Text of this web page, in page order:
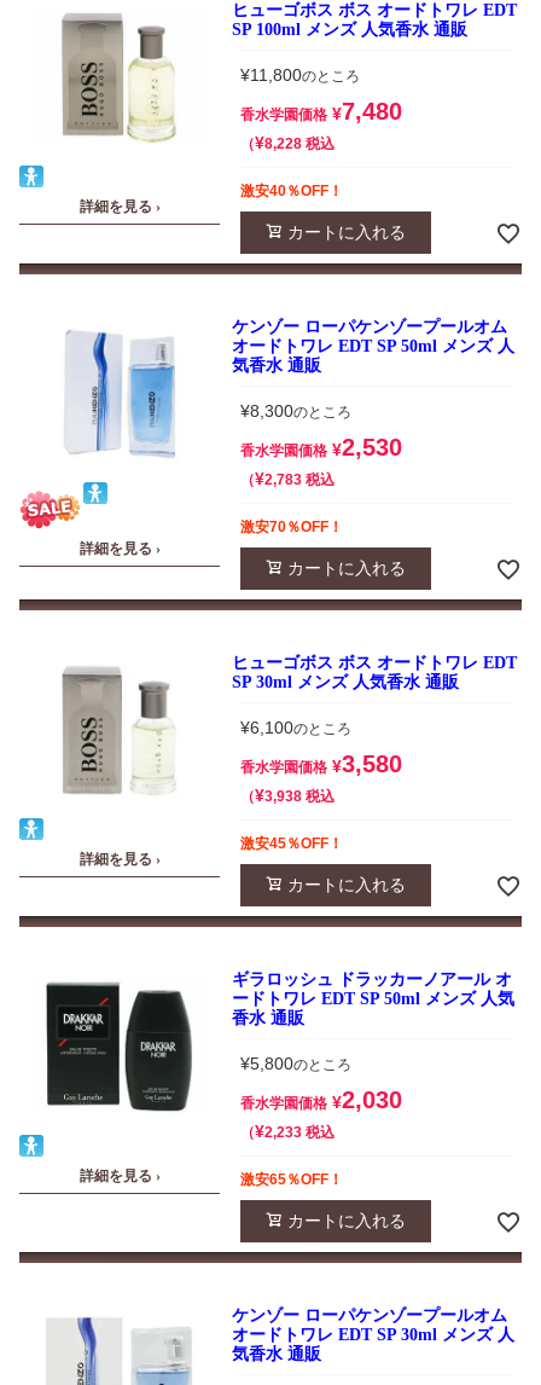
詳細を見る ›
ヒューゴボス ボス オードトワレ EDT
SP 100ml メンズ 人気香水 通販
¥11,800のところ
香水学園価格 ¥7,480
¥8,228 税込
激安40％OFF！
カートに入れる
詳細を見る ›
ケンゾー ローパケンゾープールオム
オードトワレ EDT SP 50ml メンズ 人
気香水 通販
¥8,300のところ
香水学園価格 ¥2,530
¥2,783 税込
激安70％OFF！
カートに入れる
詳細を見る ›
ヒューゴボス ボス オードトワレ EDT
SP 30ml メンズ 人気香水 通販
¥6,100のところ
香水学園価格 ¥3,580
¥3,938 税込
激安45％OFF！
カートに入れる
詳細を見る ›
ギラロッシュ ドラッカーノアール オ
ードトワレ EDT SP 50ml メンズ 人気
香水 通販
¥5,800のところ
香水学園価格 ¥2,030
¥2,233 税込
激安65％OFF！
カートに入れる
ケンゾー ローパケンゾープールオム
オードトワレ EDT SP 30ml メンズ 人
気香水 通販